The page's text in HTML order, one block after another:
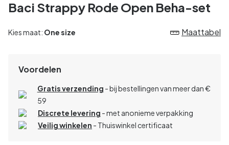
Baci Strappy Rode Open Beha-set
Kies maat: One size Maattabel
Voordelen
Gratis verzending - bij bestellingen van meer dan €
59
Discrete levering - met anonieme verpakking
Veilig winkelen - Thuiswinkel certificaat